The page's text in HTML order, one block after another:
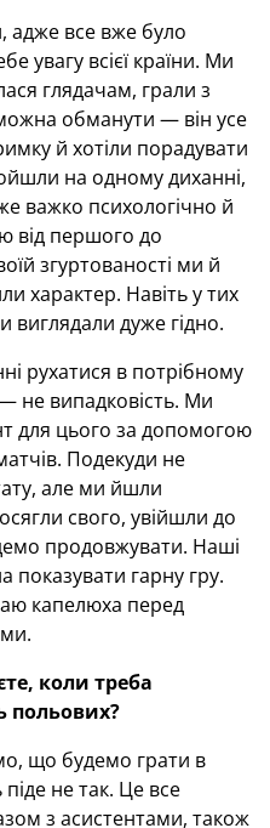
все вже було
увагу всієї країни. Ми
глядачам, грали з
обманути — він усе
й хотіли порадувати
на одному диханні,
важко психологічно й
від першого до
згуртованості ми й
характер. Навіть у тих
виглядали дуже гідно.
рухатися в потрібному
не випадковість. Ми
для цього за допомогою
Подекуди не
але ми йшли
свого, увійшли до
продовжувати. Наші
показувати гарну гру.
капелюха перед
коли треба
польових?
що будемо грати в
не так. Це все
з асистентами, також